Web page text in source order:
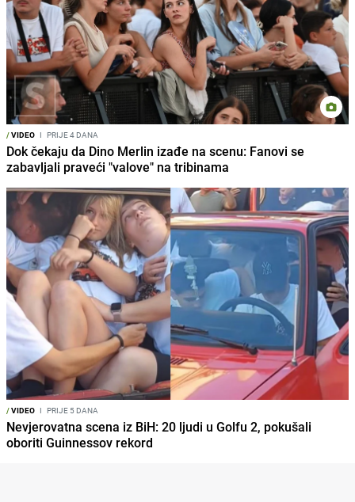
/VIDEO I PRIJE 4 DANA
Dok čekaju da Dino Merlin izađe na scenu: Fanovi se
zabavljali praveći "valove" na tribinama
/VIDEO I PRIJE 5 DANA
Nevjerovatna scena iz BiH: 20 ljudi u Golfu 2, pokušali
oboriti Guinnessov rekord